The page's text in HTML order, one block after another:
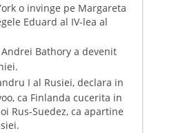
o invinge pe Margareta
Eduard al IV-lea al
Bathory a devenit
I al Rusiei, declara in
ca Finlanda cucerita in
Rus-Suedez, ca apartine